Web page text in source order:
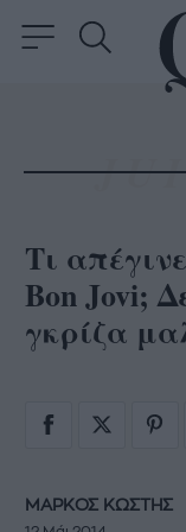
Τι
Bon Jovi;
γκρίζα
ΜΑΡΚΟΣ ΚΩΣΤΗΣ